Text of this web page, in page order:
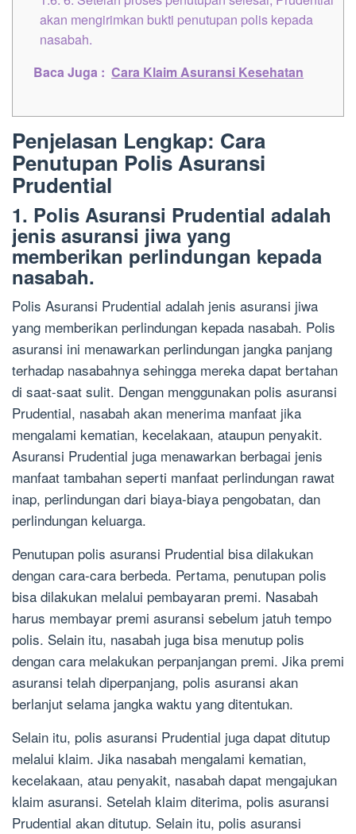
akan mengirimkan bukti penutupan polis kepada
nasabah.
Baca Juga : Cara Klaim Asuransi Kesehatan
Penjelasan Lengkap: Cara
Penutupan Polis Asuransi
Prudential
1. Polis Asuransi Prudential adalah
jenis asuransi jiwa yang
memberikan perlindungan kepada
nasabah.
Polis Asuransi Prudential adalah jenis asuransi jiwa
yang memberikan perlindungan kepada nasabah. Polis
asuransi ini menawarkan perlindungan jangka panjang
terhadap nasabahnya sehingga mereka dapat bertahan
di saat-saat sulit. Dengan menggunakan polis asuransi
Prudential, nasabah akan menerima manfaat jika
mengalami kematian, kecelakaan, ataupun penyakit.
Asuransi Prudential juga menawarkan berbagai jenis
manfaat tambahan seperti manfaat perlindungan rawat
inap, perlindungan dari biaya-biaya pengobatan, dan
perlindungan keluarga.
Penutupan polis asuransi Prudential bisa dilakukan
dengan cara-cara berbeda. Pertama, penutupan polis
bisa dilakukan melalui pembayaran premi. Nasabah
harus membayar premi asuransi sebelum jatuh tempo
polis. Selain itu, nasabah juga bisa menutup polis
dengan cara melakukan perpanjangan premi. Jika premi
asuransi telah diperpanjang, polis asuransi akan
berlanjut selama jangka waktu yang ditentukan.
Selain itu, polis asuransi Prudential juga dapat ditutup
melalui klaim. Jika nasabah mengalami kematian,
kecelakaan, atau penyakit, nasabah dapat mengajukan
klaim asuransi. Setelah klaim diterima, polis asuransi
Prudential akan ditutup. Selain itu, polis asuransi